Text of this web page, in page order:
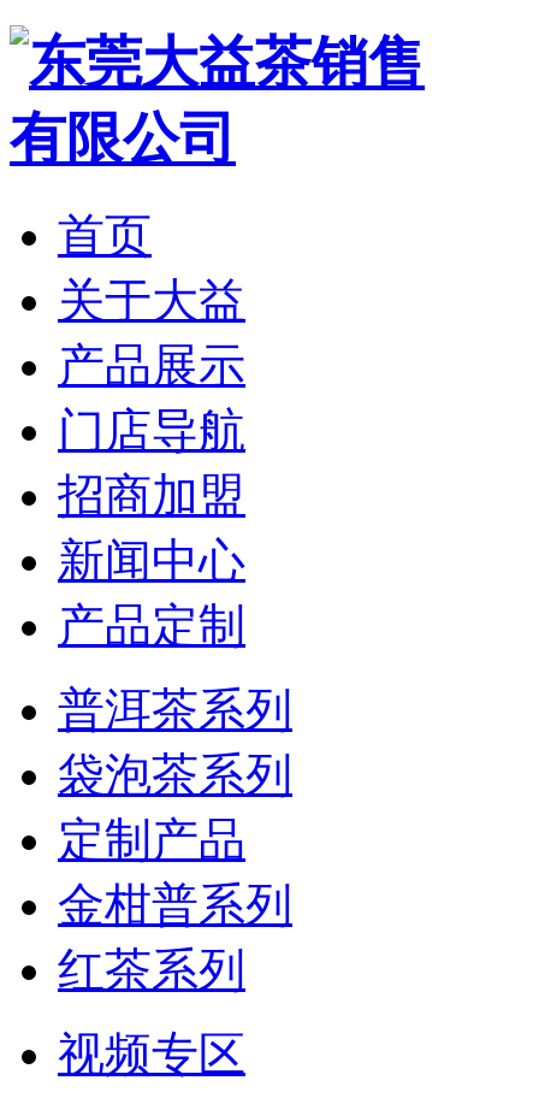
首页
关于大益
产品展示
门店导航
招商加盟
新闻中心
产品定制
普洱茶系列
袋泡茶系列
定制产品
金柑普系列
红茶系列
视频专区